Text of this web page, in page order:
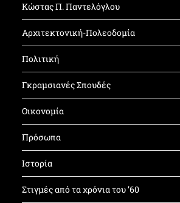
Κώστας Π. Παντελόγλου
Αρχιτεκτονική-Πολεοδομία
Πολιτική
Γκραμσιανές Σπουδές
Οικονομία
Πρόσωπα
Ιστορία
Στιγμές από τα χρόνια του ’60